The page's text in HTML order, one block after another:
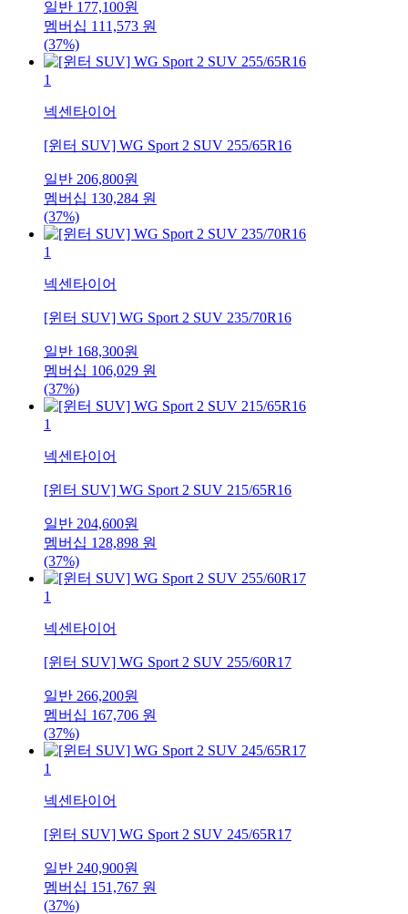
일반 177,100원
멤버십 111,573 원
(37%)
1
넥센타이어
[윈터 SUV] WG Sport 2 SUV 255/65R16
일반 206,800원
멤버십 130,284 원
(37%)
1
넥센타이어
[윈터 SUV] WG Sport 2 SUV 235/70R16
일반 168,300원
멤버십 106,029 원
(37%)
1
넥센타이어
[윈터 SUV] WG Sport 2 SUV 215/65R16
일반 204,600원
멤버십 128,898 원
(37%)
1
넥센타이어
[윈터 SUV] WG Sport 2 SUV 255/60R17
일반 266,200원
멤버십 167,706 원
(37%)
1
넥센타이어
[윈터 SUV] WG Sport 2 SUV 245/65R17
일반 240,900원
멤버십 151,767 원
(37%)